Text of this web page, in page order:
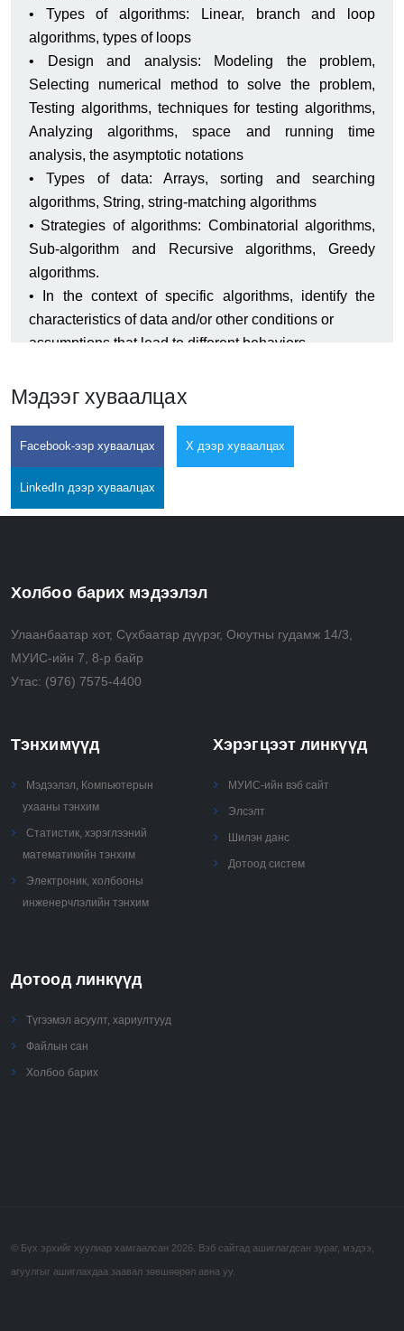
• Types of algorithms: Linear, branch and loop
algorithms, types of loops
• Design and analysis: Modeling the problem,
Selecting numerical method to solve the problem,
Testing algorithms, techniques for testing algorithms,
Analyzing algorithms, space and running time
analysis, the asymptotic notations
• Types of data: Arrays, sorting and searching
algorithms, String, string-matching algorithms
• Strategies of algorithms: Combinatorial algorithms,
Sub-algorithm and Recursive algorithms, Greedy
algorithms.
• In the context of specific algorithms, identify the
characteristics of data and/or other conditions or
assumptions that lead to different behaviors.
of simple algorithms.
• State the formal definition of big O.
algorithms.
• Implement simple array sorting, and search
and greedy algorithms
Мэдээг хуваалцах
Facebook-ээр хуваалцах X дээр хуваалцах
LinkedIn дээр хуваалцах
Холбоо барих мэдээлэл
Улаанбаатар хот, Сүхбаатар дүүрэг, Оюутны гудамж 14/3,
МУИС-ийн 7, 8-р байр
Утас: (976) 7575-4400
Тэнхимүүд
Мэдээлэл, Компьютерын
ухааны тэнхим
Статистик, хэрэглээний
математикийн тэнхим
Электроник, холбооны
инженерчлэлийн тэнхим
Хэрэгцээт линкүүд
МУИС-ийн вэб сайт
Элсэлт
Шилэн данс
Дотоод систем
Дотоод линкүүд
Түгээмэл асуулт, хариултууд
Файлын сан
Холбоо барих
© Бүх эрхийг хуулиар хамгаалсан 2026. Вэб сайтад ашиглагдсан зураг, мэдээ,
агуулгыг ашиглахдаа заавал зөвшөөрөл авна уу.